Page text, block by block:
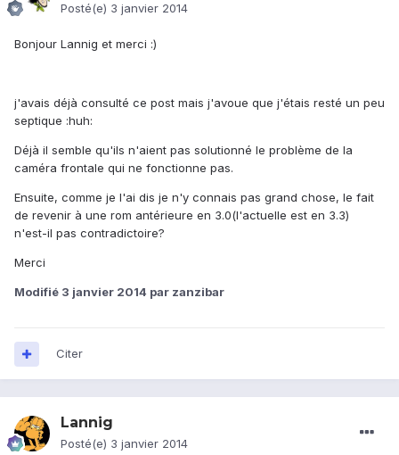
Posté(e) 3 janvier 2014
Bonjour Lannig et merci :)
j'avais déjà consulté ce post mais j'avoue que j'étais resté un peu
septique :huh:
Déjà il semble qu'ils n'aient pas solutionné le problème de la
caméra frontale qui ne fonctionne pas.
Ensuite, comme je l'ai dis je n'y connais pas grand chose, le fait
de revenir à une rom antérieure en 3.0(l'actuelle est en 3.3)
n'est-il pas contradictoire?
Merci
Modifié 3 janvier 2014 par zanzibar
Citer
Lannig
Posté(e) 3 janvier 2014